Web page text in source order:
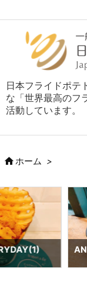
日本フライドポテ
な「世界最高のフ
活動しています。
ホーム >